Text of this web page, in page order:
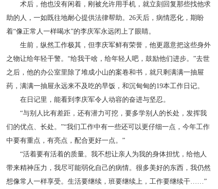
术后，他也没有闲着，刚被允许用手机，就立刻回复那些找他求
助的人，一如既往地耐心提供法律帮助。26天后，病情恶化，期盼
着“像正常人一样喝水”的李庆军永远闭上了眼睛。
生前，纵然工作极其，但李庆军鲜有荣誉，他更愿意把这些身外
之物让给年轻干警。“给我干啥，给年轻人吧，鼓励他们进步。”去世
之后，他的办公室里除了堆成小山的案卷和书，就只剩满满一抽屉
药，满满一抽屉永远来不及吃的早饭，和沉甸甸的19本工作日记。
在日记里，能看到李庆军令人动容的奋进与坚忍。
“与别人比有差距，还有潜力可挖，要多学别人的长处，发挥我
们的优点、长处。”“我们工作中有一些还可以更仔细一点，今年工作
中要有重点，有亮点，配合更好一点。”
“活着要有活着的质量。我不想让亲人为我的身体担忧，给他人
带来精神压力，我尽可能弱化自己的病情。很多美好的东西，我仍然
想像常人一样享受。生活要继续，班要继续上，工作要继续干……”